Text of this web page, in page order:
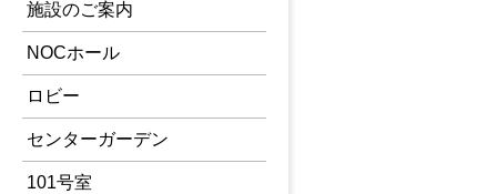
施設のご案内
NOCホール
ロビー
センターガーデン
101号室